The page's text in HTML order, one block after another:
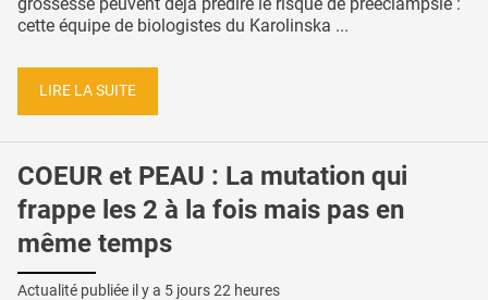
cette équipe de biologistes du Karolinska ...
LIRE LA SUITE
COEUR et PEAU : La mutation qui
frappe les 2 à la fois mais pas en
même temps
Actualité publiée il y a 5 jours 22 heures